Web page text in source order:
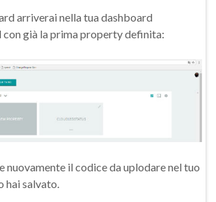
arriverai nella tua dashboard
con già la prima property definita:
nuovamente il codice da uplodare nel tuo
hai salvato.